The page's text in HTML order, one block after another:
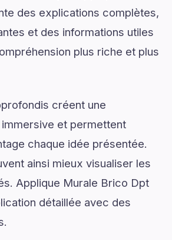
des explications complètes,
et des informations utiles
plus riche et plus
créent une
et permettent
chaque idée présentée.
ainsi mieux visualiser les
Applique Murale Brico Dpt
détaillée avec des